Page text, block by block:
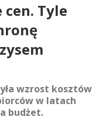
Tyle
wzrost kosztów
w latach
budżet.